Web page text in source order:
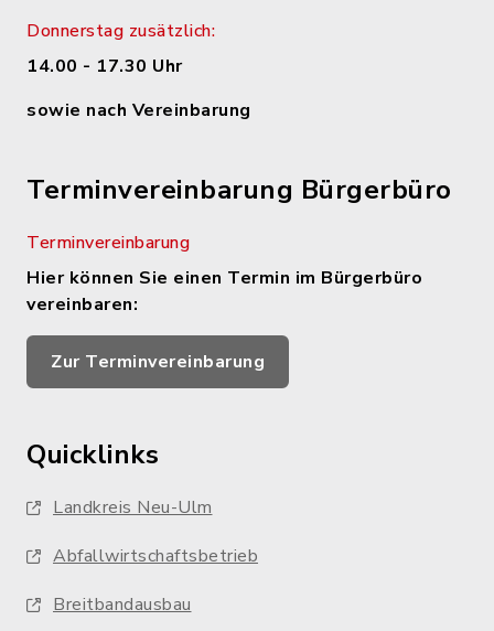
Donnerstag zusätzlich:
14.00 - 17.30 Uhr
sowie nach Vereinbarung
Terminvereinbarung Bürgerbüro
Terminvereinbarung
Hier können Sie einen Termin im Bürgerbüro
vereinbaren:
Zur Terminvereinbarung
Quicklinks
Landkreis Neu-Ulm
Abfallwirtschaftsbetrieb
Breitbandausbau